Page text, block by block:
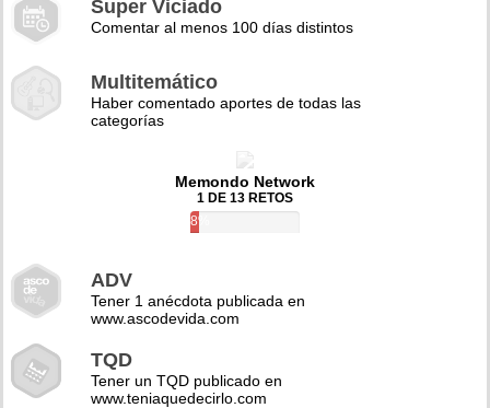
Super Viciado
Comentar al menos 100 días distintos
Multitemático
Haber comentado aportes de todas las
categorías
Memondo Network
1 DE 13 RETOS
8%
ADV
Tener 1 anécdota publicada en
www.ascodevida.com
TQD
Tener un TQD publicado en
www.teniaquedecirlo.com